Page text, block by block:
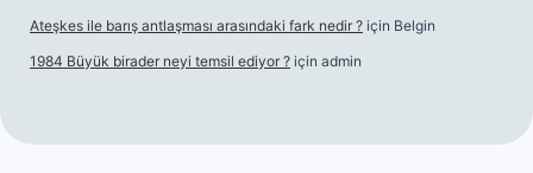
Ateşkes ile barış antlaşması arasındaki fark nedir ? için Belgin
1984 Büyük birader neyi temsil ediyor ? için admin